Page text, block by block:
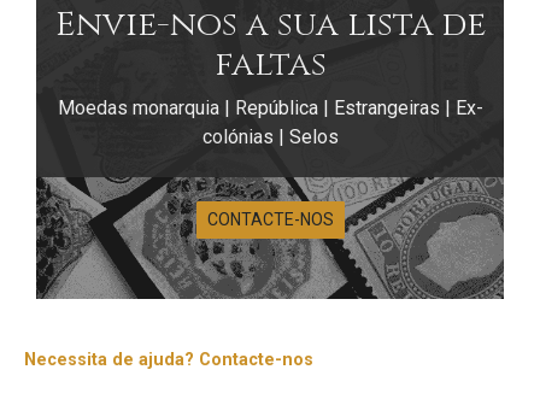
Envie-nos a sua lista de
faltas
Moedas monarquia | República | Estrangeiras | Ex-
colónias | Selos
CONTACTE-NOS
Necessita de ajuda? Contacte-nos